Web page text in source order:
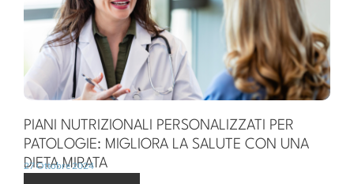
PIANI NUTRIZIONALI PERSONALIZZATI PER
PATOLOGIE: MIGLIORA LA SALUTE CON UNA
DIETA MIRATA
27 Ottobre 2024